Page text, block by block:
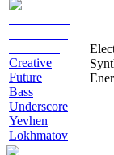
Creative
Future
Bass
Underscore
Yevhen
Lokhmatov